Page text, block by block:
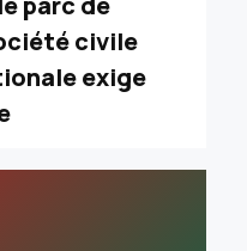
civile
exige